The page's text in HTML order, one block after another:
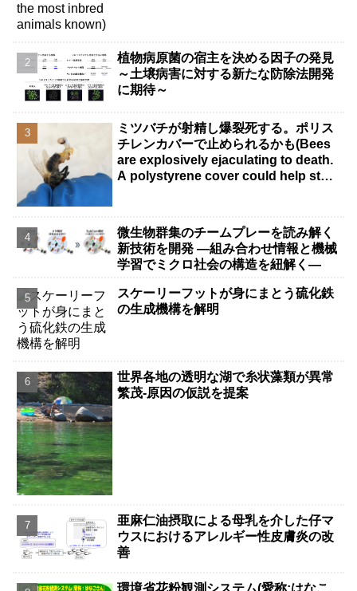
植物病原菌の宿主を決める因子の発見
～土壌病害に対する新たな防除法開発
に期待～
ミツバチが射精し爆裂死する。ポリス
チレンカバーで止められるかも(Bees
are explosively ejaculating to death.
A polystyrene cover could help stop
微生物群集のチームプレーを読み解く
新技術を開発 ―組み合わせ情報と機械
学習でミクロ社会の構造を紐解く―
スケーリーフットが身にまとう硫化鉄
の生成機構を解明
世界各地の透明な湖で糸状藻類が異常
繁茂-原因の仮説を提案
亜麻仁油摂取による母乳を介した仔マ
ウスにおけるアレルギー性皮膚炎の改
善